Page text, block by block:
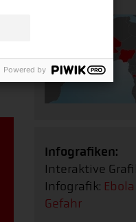
Infografiken:
Interaktive
Infografik:
Gefahr
Powered by